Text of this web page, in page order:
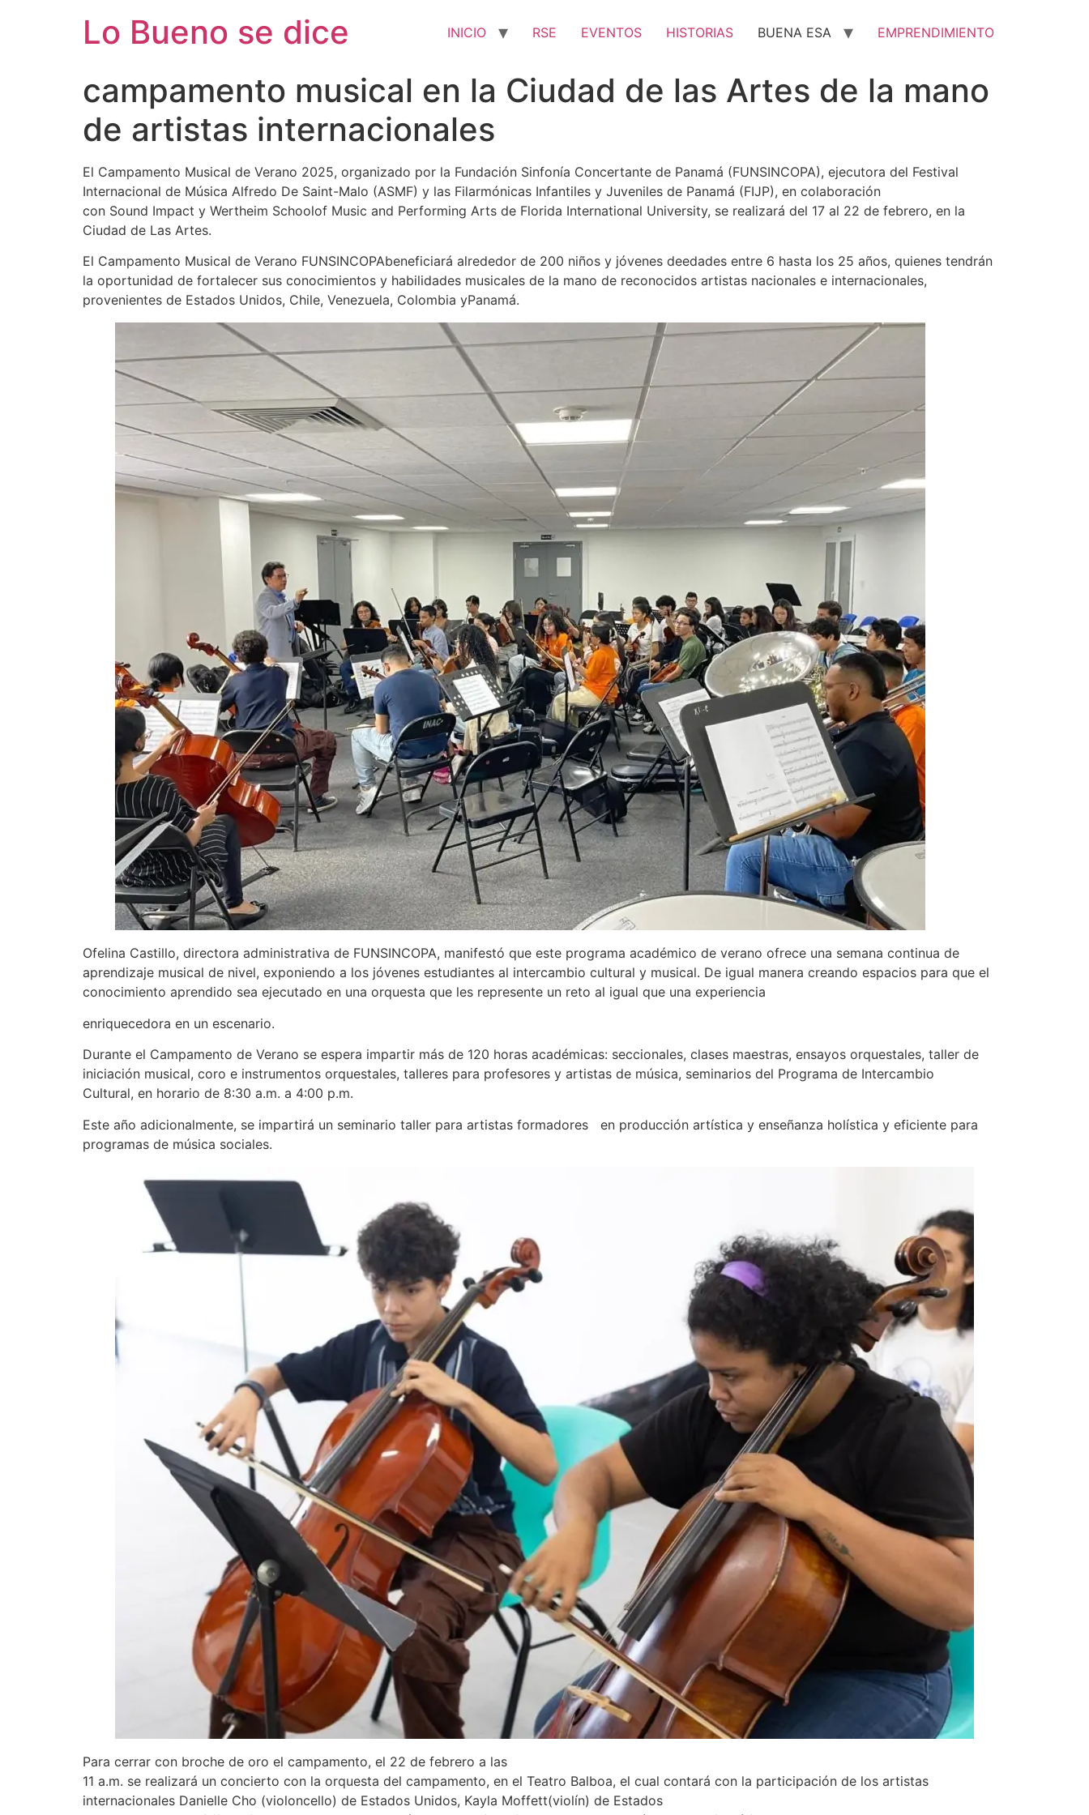
Lo Bueno se dice INICIO RSE EVENTOS HISTORIAS BUENA ESA EMPRENDIMIENTO
campamento musical en la Ciudad de las Artes de la mano
de artistas internacionales
El Campamento Musical de Verano 2025, organizado por la Fundación Sinfonía Concertante de Panamá (FUNSINCOPA), ejecutora del Festival
Internacional de Música Alfredo De Saint-Malo (ASMF) y las Filarmónicas Infantiles y Juveniles de Panamá (FIJP), en colaboración
con Sound Impact y Wertheim Schoolof Music and Performing Arts de Florida International University, se realizará del 17 al 22 de febrero, en la
Ciudad de Las Artes.
El Campamento Musical de Verano FUNSINCOPAbeneficiará alrededor de 200 niños y jóvenes deedades entre 6 hasta los 25 años, quienes tendrán
la oportunidad de fortalecer sus conocimientos y habilidades musicales de la mano de reconocidos artistas nacionales e internacionales,
provenientes de Estados Unidos, Chile, Venezuela, Colombia yPanamá.
Ofelina Castillo, directora administrativa de FUNSINCOPA, manifestó que este programa académico de verano ofrece una semana continua de
aprendizaje musical de nivel, exponiendo a los jóvenes estudiantes al intercambio cultural y musical. De igual manera creando espacios para que el
conocimiento aprendido sea ejecutado en una orquesta que les represente un reto al igual que una experiencia
enriquecedora en un escenario.
Durante el Campamento de Verano se espera impartir más de 120 horas académicas: seccionales, clases maestras, ensayos orquestales, taller de
iniciación musical, coro e instrumentos orquestales, talleres para profesores y artistas de música, seminarios del Programa de Intercambio
Cultural, en horario de 8:30 a.m. a 4:00 p.m.
Este año adicionalmente, se impartirá un seminario taller para artistas formadores en producción artística y enseñanza holística y eficiente para
programas de música sociales.
Para cerrar con broche de oro el campamento, el 22 de febrero a las
11 a.m. se realizará un concierto con la orquesta del campamento, en el Teatro Balboa, el cual contará con la participación de los artistas
internacionales Danielle Cho (violoncello) de Estados Unidos, Kayla Moffett(violín) de Estados